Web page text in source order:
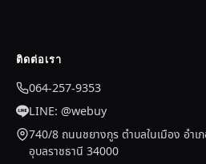
ติดต่อเรา
064-257-9353
LINE: @webuy
740/8 ถนนชยางกูร ตำบลในเมือง อำเ
อุบลราชธานี 34000